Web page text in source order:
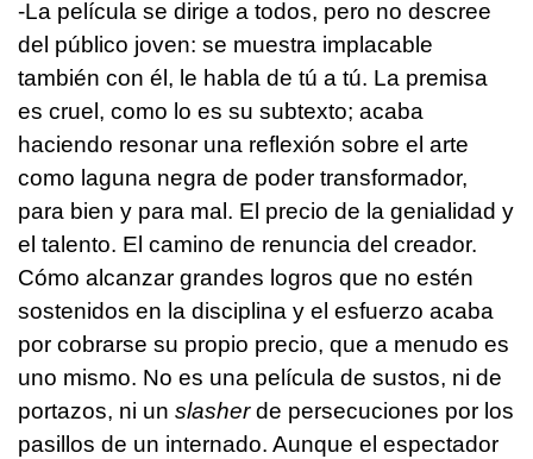
-La película se dirige a todos, pero no descree
del público joven: se muestra implacable
también con él, le habla de tú a tú. La premisa
es cruel, como lo es su subtexto; acaba
haciendo resonar una reflexión sobre el arte
como laguna negra de poder transformador,
para bien y para mal. El precio de la genialidad y
el talento. El camino de renuncia del creador.
Cómo alcanzar grandes logros que no estén
sostenidos en la disciplina y el esfuerzo acaba
por cobrarse su propio precio, que a menudo es
uno mismo. No es una película de sustos, ni de
portazos, ni un slasherde persecuciones por los
pasillos de un internado. Aunque el espectador